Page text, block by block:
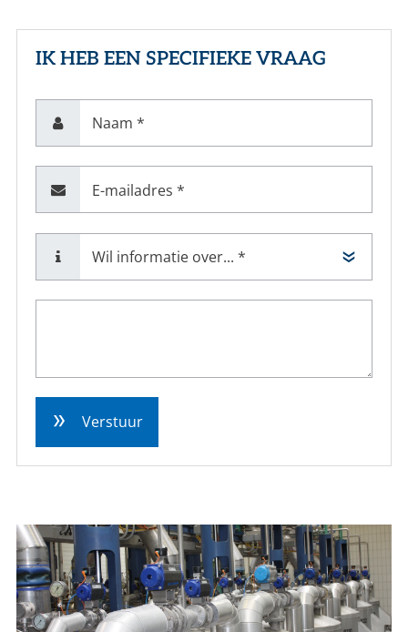
IK HEB EEN SPECIFIEKE VRAAG
Naam *
E-mailadres *
Verstuur